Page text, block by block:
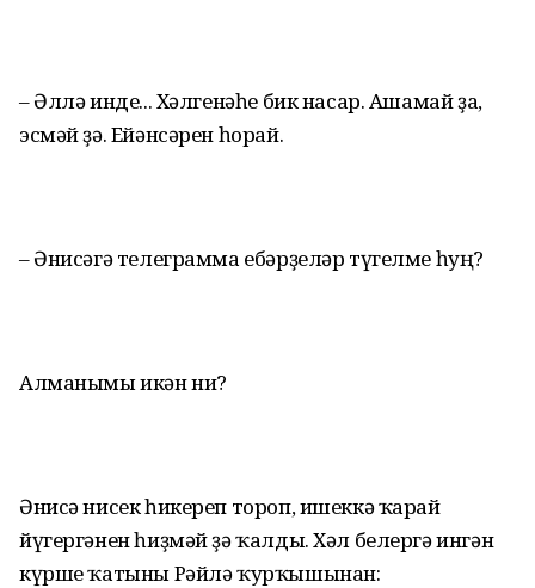
– Әллә инде... Хәлгенәһе бик насар. Ашамай ҙа,
эсмәй ҙә. Ейәнсәрен һорай.
– Әнисәгә телеграмма ебәрҙеләр түгелме һуң?
Алманымы икән ни?
Әнисә нисек һикереп тороп, ишеккә ҡарай
йүгергәнен һиҙмәй ҙә ҡалды. Хәл белергә ингән
күрше ҡатыны Рәйлә ҡурҡышынан: